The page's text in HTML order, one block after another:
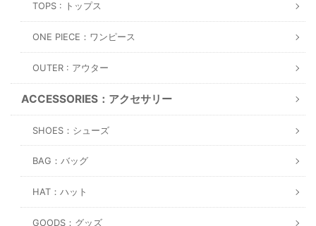
TOPS : トップス
ONE PIECE：ワンピース
OUTER : アウター
ACCESSORIES：アクセサリー
SHOES：シューズ
BAG：バッグ
HAT：ハット
GOODS：グッズ